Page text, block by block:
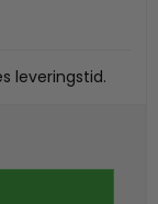
leveringstid.